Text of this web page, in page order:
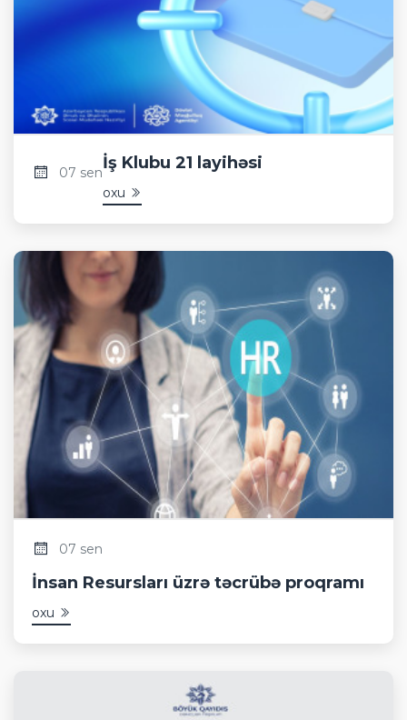
07 senİş Klubu 21 layihəsi
oxu
07 sen
İnsan Resursları üzrə təcrübə proqramı
oxu